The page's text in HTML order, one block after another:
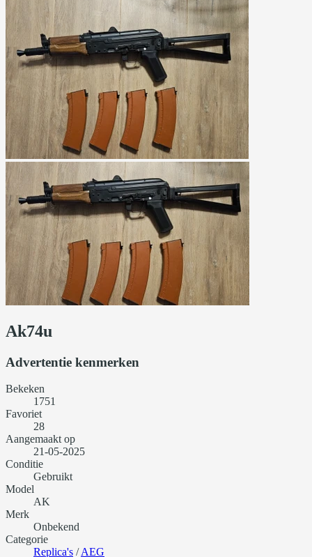
Ak74u
Advertentie kenmerken
Bekeken
1751
Favoriet
28
Aangemaakt op
21-05-2025
Conditie
Gebruikt
Model
AK
Merk
Onbekend
Categorie
Replica's /AEG